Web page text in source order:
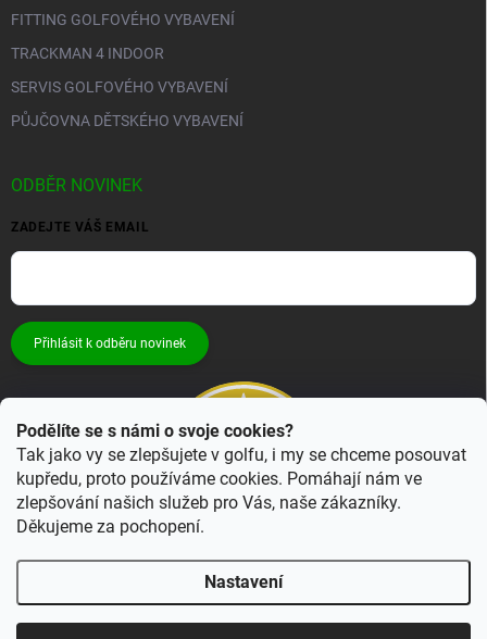
Podělíte se s námi o svoje cookies?
Tak jako vy se zlepšujete v golfu, i my se chceme posouvat
kupředu, proto používáme cookies. Pomáhají nám ve
zlepšování našich služeb pro Vás, naše zákazníky.
Děkujeme za pochopení.
Nastavení
FITTING GOLFOVÉHO VYBAVENÍ
TRACKMAN 4 INDOOR
SERVIS GOLFOVÉHO VYBAVENÍ
PŮJČOVNA DĚTSKÉHO VYBAVENÍ
ODBĚR NOVINEK
ZADEJTE VÁŠ EMAIL
Přihlásit k odběru novinek
Copyright 2026Bestgolf.cz. Všechna práva vyhrazena.Upravit nastavení